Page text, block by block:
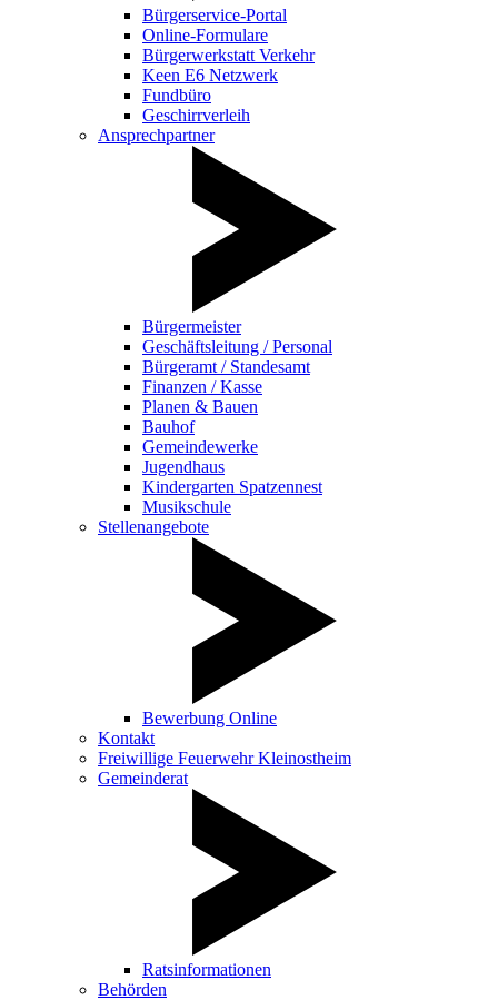
Bürgerservice-Portal
Online-Formulare
Bürgerwerkstatt Verkehr
Keen E6 Netzwerk
Fundbüro
Geschirrverleih
Ansprechpartner
Bürgermeister
Geschäftsleitung / Personal
Bürgeramt / Standesamt
Finanzen / Kasse
Planen & Bauen
Bauhof
Gemeindewerke
Jugendhaus
Kindergarten Spatzennest
Musikschule
Stellenangebote
Bewerbung Online
Kontakt
Freiwillige Feuerwehr Kleinostheim
Gemeinderat
Ratsinformationen
Behörden